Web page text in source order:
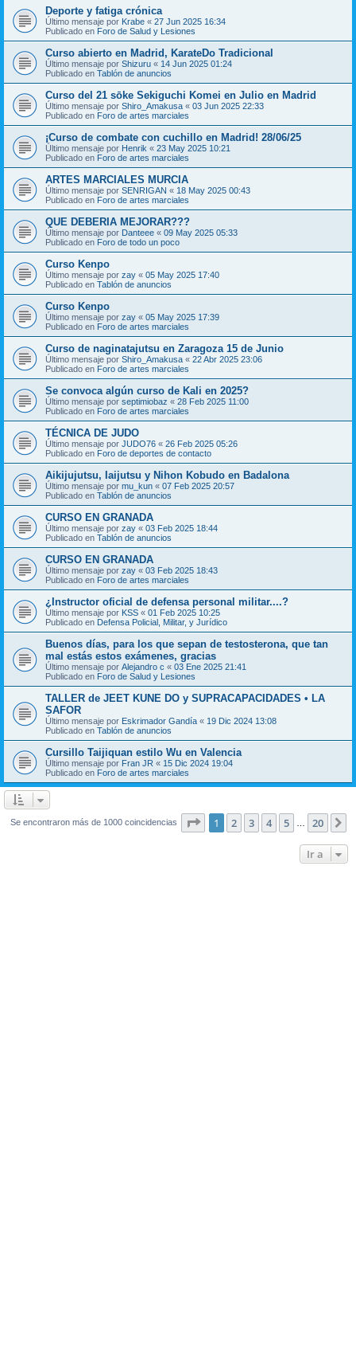
Deporte y fatiga crónica
Último mensaje por Krabe « 27 Jun 2025 16:34
Publicado en Foro de Salud y Lesiones
Curso abierto en Madrid, KarateDo Tradicional
Último mensaje por Shizuru « 14 Jun 2025 01:24
Publicado en Tablón de anuncios
Curso del 21 sōke Sekiguchi Komei en Julio en Madrid
Último mensaje por Shiro_Amakusa « 03 Jun 2025 22:33
Publicado en Foro de artes marciales
¡Curso de combate con cuchillo en Madrid! 28/06/25
Último mensaje por Henrik « 23 May 2025 10:21
Publicado en Foro de artes marciales
ARTES MARCIALES MURCIA
Último mensaje por SENRIGAN « 18 May 2025 00:43
Publicado en Foro de artes marciales
QUE DEBERIA MEJORAR???
Último mensaje por Danteee « 09 May 2025 05:33
Publicado en Foro de todo un poco
Curso Kenpo
Último mensaje por zay « 05 May 2025 17:40
Publicado en Tablón de anuncios
Curso Kenpo
Último mensaje por zay « 05 May 2025 17:39
Publicado en Foro de artes marciales
Curso de naginatajutsu en Zaragoza 15 de Junio
Último mensaje por Shiro_Amakusa « 22 Abr 2025 23:06
Publicado en Foro de artes marciales
Se convoca algún curso de Kali en 2025?
Último mensaje por septimiobaz « 28 Feb 2025 11:00
Publicado en Foro de artes marciales
TÉCNICA DE JUDO
Último mensaje por JUDO76 « 26 Feb 2025 05:26
Publicado en Foro de deportes de contacto
Aikijujutsu, Iaijutsu y Nihon Kobudo en Badalona
Último mensaje por mu_kun « 07 Feb 2025 20:57
Publicado en Tablón de anuncios
CURSO EN GRANADA
Último mensaje por zay « 03 Feb 2025 18:44
Publicado en Tablón de anuncios
CURSO EN GRANADA
Último mensaje por zay « 03 Feb 2025 18:43
Publicado en Foro de artes marciales
¿Instructor oficial de defensa personal militar....?
Último mensaje por KSS « 01 Feb 2025 10:25
Publicado en Defensa Policial, Militar, y Jurídico
Buenos días, para los que sepan de testosterona, que tan
mal estás estos exámenes, gracias
Último mensaje por Alejandro c « 03 Ene 2025 21:41
Publicado en Foro de Salud y Lesiones
TALLER de JEET KUNE DO y SUPRACAPACIDADES • LA
SAFOR
Último mensaje por Eskrimador Gandía « 19 Dic 2024 13:08
Publicado en Tablón de anuncios
Cursillo Taijiquan estilo Wu en Valencia
Último mensaje por Fran JR « 15 Dic 2024 19:04
Publicado en Foro de artes marciales
Se encontraron más de 1000 coincidencias Página de 20
1 2 3 4 5 20
Ir a